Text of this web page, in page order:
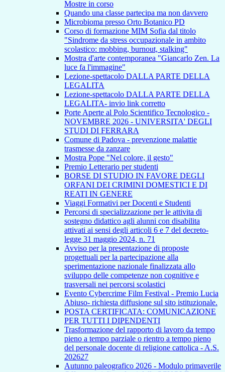
Mostre in corso
Quando una classe partecipa ma non davvero
Microbioma presso Orto Botanico PD
Corso di formazione MIM Sofia dal titolo
"Sindrome da stress occupazionale in ambito
scolastico: mobbing, burnout, stalking"
Mostra d'arte contemporanea "Giancarlo Zen. La
luce fa l'immagine"
Lezione-spettacolo DALLA PARTE DELLA
LEGALITA
Lezione-spettacolo DALLA PARTE DELLA
LEGALITA- invio link corretto
Porte Aperte al Polo Scientifico Tecnologico -
NOVEMBRE 2026 - UNIVERSITA' DEGLI
STUDI DI FERRARA
Comune di Padova - prevenzione malattie
trasmesse da zanzare
Mostra Pope "Nel colore, il gesto"
Premio Letterario per studenti
BORSE DI STUDIO IN FAVORE DEGLI
ORFANI DEI CRIMINI DOMESTICI E DI
REATI IN GENERE
Viaggi Formativi per Docenti e Studenti
Percorsi di specializzazione per le attivita di
sostegno didattico agli alunni con disabilita
attivati ai sensi degli articoli 6 e 7 del decreto-
legge 31 maggio 2024, n. 71
Avviso per la presentazione di proposte
progettuali per la partecipazione alla
sperimentazione nazionale finalizzata allo
sviluppo delle competenze non cognitive e
trasversali nei percorsi scolastici
Evento Cybercrime Film Festival - Premio Lucia
Abiuso- richiesta diffusione sul sito istituzionale.
POSTA CERTIFICATA: COMUNICAZIONE
PER TUTTI I DIPENDENTI
Trasformazione del rapporto di lavoro da tempo
pieno a tempo parziale o rientro a tempo pieno
del personale docente di religione cattolica - A.S.
202627
Autunno paleografico 2026 - Modulo primaverile